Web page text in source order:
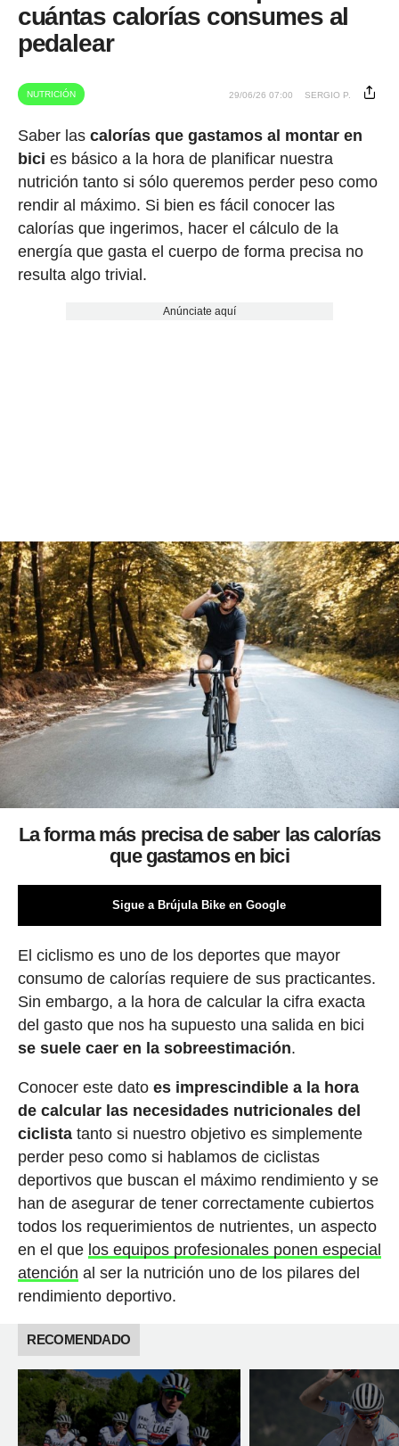
cuántas calorías consumes al
pedalear
NUTRICIÓN 29/06/26 07:00 SERGIO P.
Saber las calorías que gastamos al montar en
bici es básico a la hora de planificar nuestra
nutrición tanto si sólo queremos perder peso como
rendir al máximo. Si bien es fácil conocer las
calorías que ingerimos, hacer el cálculo de la
energía que gasta el cuerpo de forma precisa no
resulta algo trivial.
Anúnciate aquí
La forma más precisa de saber las calorías
que gastamos en bici
Sigue a Brújula Bike en Google
El ciclismo es uno de los deportes que mayor
consumo de calorías requiere de sus practicantes.
Sin embargo, a la hora de calcular la cifra exacta
del gasto que nos ha supuesto una salida en bici
se suele caer en la sobreestimación.
Conocer este dato es imprescindible a la hora
de calcular las necesidades nutricionales del
ciclistatanto si nuestro objetivo es simplemente
perder peso como si hablamos de ciclistas
deportivos que buscan el máximo rendimiento y se
han de asegurar de tener correctamente cubiertos
todos los requerimientos de nutrientes, un aspecto
en el que los equipos profesionales ponen especial
atención al ser la nutrición uno de los pilares del
rendimiento deportivo.
RECOMENDADO